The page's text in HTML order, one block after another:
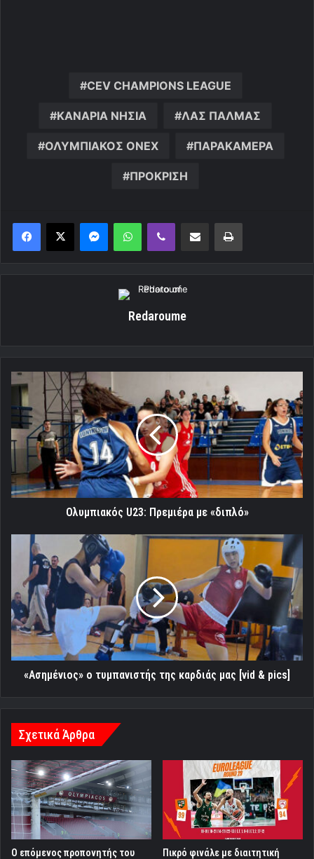
CEV CHAMPIONS LEAGUE
ΚΑΝΑΡΙΑ ΝΗΣΙΑ ΛΑΣ ΠΑΛΜΑΣ
ΟΛΥΜΠΙΑΚΟΣ ONEX ΠΑΡΑΚΑΜΕΡΑ
ΠΡΟΚΡΙΣΗ
MessengerWhatsAppViber Κοινοποίηση μέσω ηλεκτρονικού ταχυδρομείουΕκτύπωση
Redaroume
Ολυμπιακός
U23:
Πρεμιέρα
με
«διπλό»
Ολυμπιακός U23: Πρεμιέρα με «διπλό»
«Ασημένιος»
τυμπανιστής
της
καρδιάς
μας
[vid
&
pics]
«Ασημένιος» ο τυμπανιστής της καρδιάς μας [vid & pics]
Σχετικά Άρθρα
Ο επόμενος προπονητής του Πικρό φινάλε με διαιτητική